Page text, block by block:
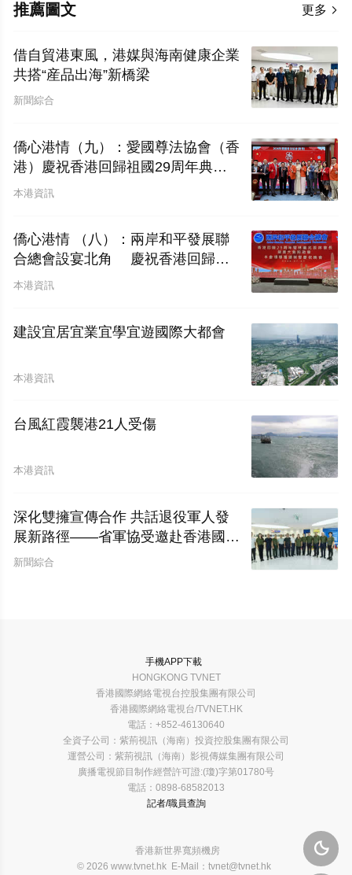
更多 
推薦圖文
借自貿港東風，港媒與海南健康企業
共搭“産品出海”新橋梁
新聞綜合
僑心港情（九）：愛國尊法協會（香
港）慶祝香港回歸祖國29周年典禮
圓滿舉行
本港資訊
僑心港情 （八）：兩岸和平發展聯
合總會設宴北角 慶祝香港回歸二
十九周年暨林廣兆首席會長榮膺大紫
本港資訊
建設宜居宜業宜學宜遊國際大都會
本港資訊
台風紅霞襲港21人受傷
本港資訊
深化雙擁宣傳合作 共話退役軍人發
展新路徑——省軍協受邀赴香港國際
網絡電視台開展座談交流
新聞綜合

手機APP下載
HONGKONG TVNET
香港國際網絡電視台控股集團有限公司
香港國際網絡電視台/TVNET.HK
電話：+852-46130640
全資子公司：紫荊視訊（海南）投資控股集團有限公司
運營公司：紫荊視訊（海南）影視傳媒集團有限公司
廣播電視節目制作經營許可證:(瓊)字第01780号
電話：0898-68582013
記者/職員查詢
香港新世界寬頻機房
© 2026 www.tvnet.hk E-Mail：tvnet@tvnet.hk